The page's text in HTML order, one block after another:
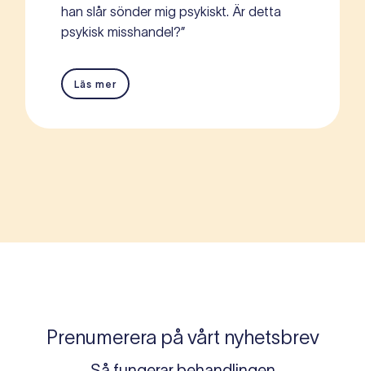
han slår sönder mig psykiskt. Är detta
psykisk misshandel?”
Läs mer
Prenumerera på vårt nyhetsbrev